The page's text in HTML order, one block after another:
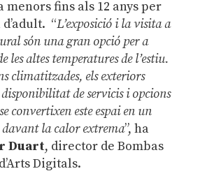
menors fins als 12 anys per
“L’exposició i la visita a
són una gran opció per a
les altes temperatures de l’estiu.
climatitzades, els exteriors
de servicis i opcions
convertixen este espai en un
la calor extrema”, ha
Duart, director de Bombas
Digitals.